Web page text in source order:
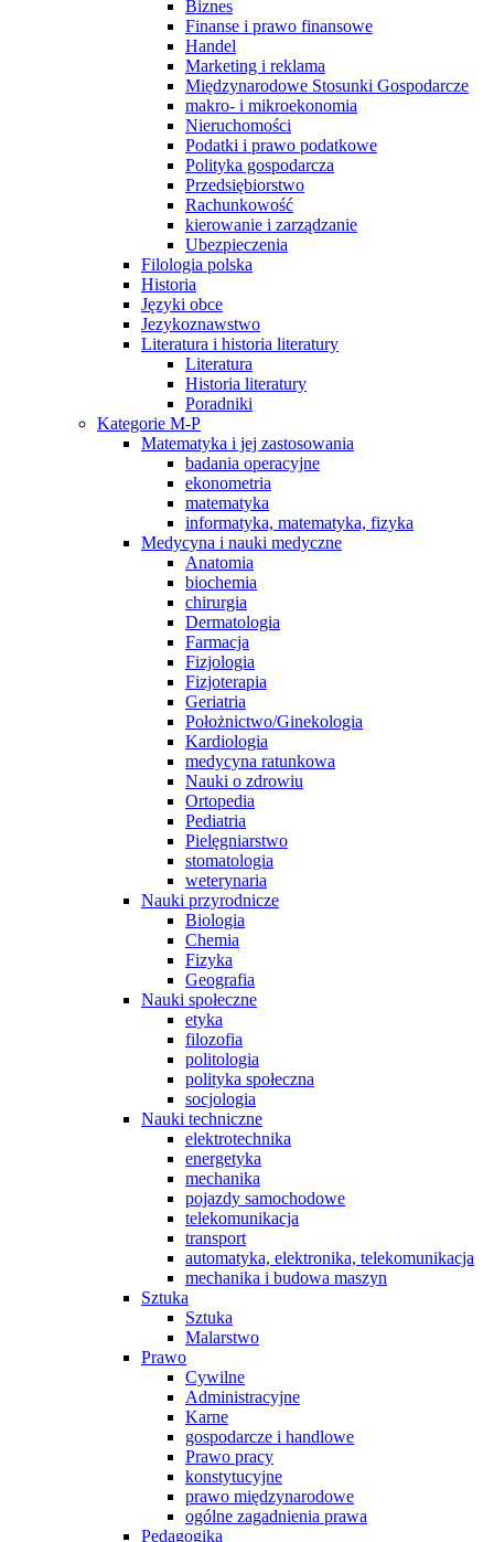
Biznes
Finanse i prawo finansowe
Handel
Marketing i reklama
Międzynarodowe Stosunki Gospodarcze
makro- i mikroekonomia
Nieruchomości
Podatki i prawo podatkowe
Polityka gospodarcza
Przedsiębiorstwo
Rachunkowość
kierowanie i zarządzanie
Ubezpieczenia
Filologia polska
Historia
Języki obce
Jezykoznawstwo
Literatura i historia literatury
Literatura
Historia literatury
Poradniki
Kategorie M-P
Matematyka i jej zastosowania
badania operacyjne
ekonometria
matematyka
informatyka, matematyka, fizyka
Medycyna i nauki medyczne
Anatomia
biochemia
chirurgia
Dermatologia
Farmacja
Fizjologia
Fizjoterapia
Geriatria
Położnictwo/Ginekologia
Kardiologia
medycyna ratunkowa
Nauki o zdrowiu
Ortopedia
Pediatria
Pielęgniarstwo
stomatologia
weterynaria
Nauki przyrodnicze
Biologia
Chemia
Fizyka
Geografia
Nauki społeczne
etyka
filozofia
politologia
polityka społeczna
socjologia
Nauki techniczne
elektrotechnika
energetyka
mechanika
pojazdy samochodowe
telekomunikacja
transport
automatyka, elektronika, telekomunikacja
mechanika i budowa maszyn
Sztuka
Sztuka
Malarstwo
Prawo
Cywilne
Administracyjne
Karne
gospodarcze i handlowe
Prawo pracy
konstytucyjne
prawo międzynarodowe
ogólne zagadnienia prawa
Pedagogika